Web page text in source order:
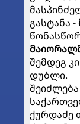
გასტანა -
შემდეგ
დუბლი.
ქურდაძე